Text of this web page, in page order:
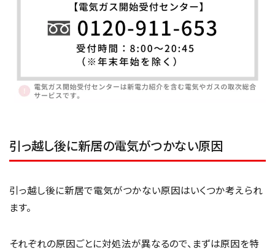
引っ越し後に新居の電気がつかない原因
引っ越し後に新居で電気がつかない原因はいくつか考えられ
ます。
それぞれの原因ごとに対処法が異なるので、まずは原因を特